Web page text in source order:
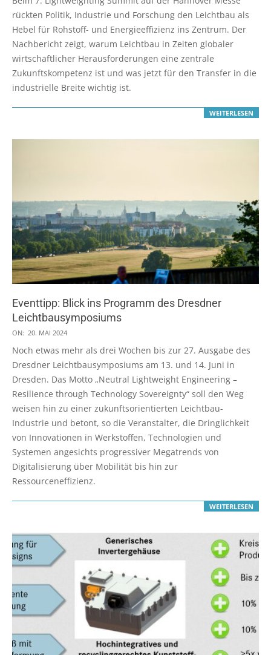
30
rückten Politik, Industrie und Forschung den Leichtbau als
Hebel für Rohstoff- und Energieeffizienz ins Zentrum. Der
Nachbericht zeigt, warum Leichtbau in Zeiten globaler
wirtschaftlicher Herausforderungen eine zentrale
Zukunftskompetenz ist und was jetzt für den Transfer in die
industrielle Breite wichtig ist.
WEITERLESEN
Eventtipp: Blick ins Programm des Dresdner
Leichtbausymposiums
2024-
05-
20
ON: 20. MAI 2024
Noch etwas mehr als drei Wochen bis zur 27. Ausgabe des
Dresdner Leichtbausymposiums am 13. und 14. Juni in
Dresden. Das Motto „Neutral Lightweight Engineering –
Resilience through Technology Sovereignty“ soll den Weg
weisen hin zu einer zukunftsorientierten Leichtbau-
Industrie und betont, so die Veranstalter, die Dringlichkeit
von Innovationen in Werkstoffen, Technologien und
Systemen angesichts progressiver Megatrends von
Digitalisierung über Mobilität bis hin zur
Ressourceneffizienz.
WEITERLESEN